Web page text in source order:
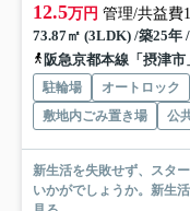
12.5万円 管理/共益費
73.87㎡ (3LDK) /築25年
阪急京都本線「摂津
駐輪場 オートロック
敷地内ごみ置き場
公
新生活を失敗せず、スタ
いかがでしょうか。新生